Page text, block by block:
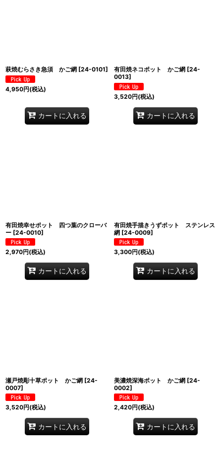
萩焼むらさき急須 かご網 [24-0101]
4,950円(税込)
カートに入れる
有田焼ネコポット かご網 [24-
0013]
3,520円(税込)
カートに入れる
有田焼幸せポット 四つ葉のクローバ
ー [24-0010]
2,970円(税込)
カートに入れる
有田焼手描きうずポット ステンレス
網 [24-0009]
3,300円(税込)
カートに入れる
瀬戸焼彫十草ポット かご網 [24-
0007]
3,520円(税込)
カートに入れる
美濃焼深海ポット かご網 [24-
0002]
2,420円(税込)
カートに入れる